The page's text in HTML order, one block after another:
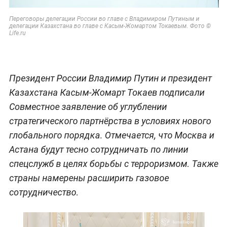
Переговоры делегации России во главе с Владимиром Путиным и
делегации Казахстана во главе с Касым-Жомартом Токаевым. Фото ©
Life.ru
Президент России Владимир Путин и президент
Казахстана Касым-Жомарт Токаев подписали
Совместное заявление об углублении
стратегического партнёрства в условиях нового
глобального порядка. Отмечается, что Москва и
Астана будут тесно сотрудничать по линии
спецслужб в целях борьбы с терроризмом. Также
страны намерены расширить газовое
сотрудничество.